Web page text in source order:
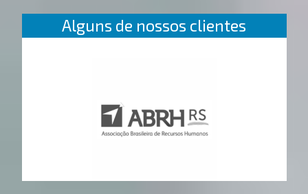
Alguns de nossos clientes